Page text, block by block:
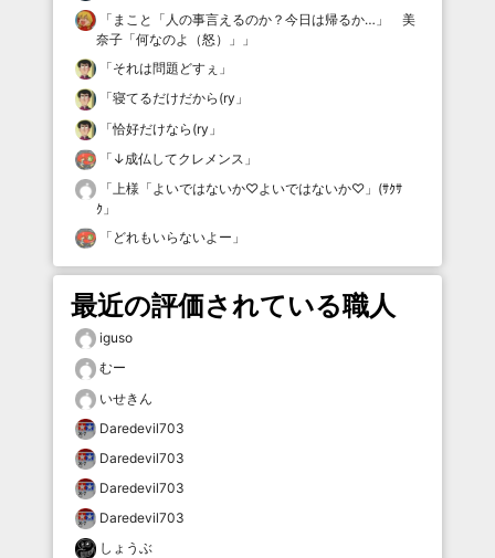
「 まこと「人の事言えるのか？今日は帰るか…」 美
奈子「何なのよ（怒）」
」
「それは問題どすぇ 」
「寝てるだけだから(ry 」
「恰好だけなら(ry 」
「 ↓成仏してクレメンス 」
「 上様「よいではないか♡よいではないか♡」(ｻｸｻ
ｸ 」
「 どれもいらないよー 」
最近の評価されている職人
iguso
むー
いせきん
Daredevil703
Daredevil703
Daredevil703
Daredevil703
しょうぶ